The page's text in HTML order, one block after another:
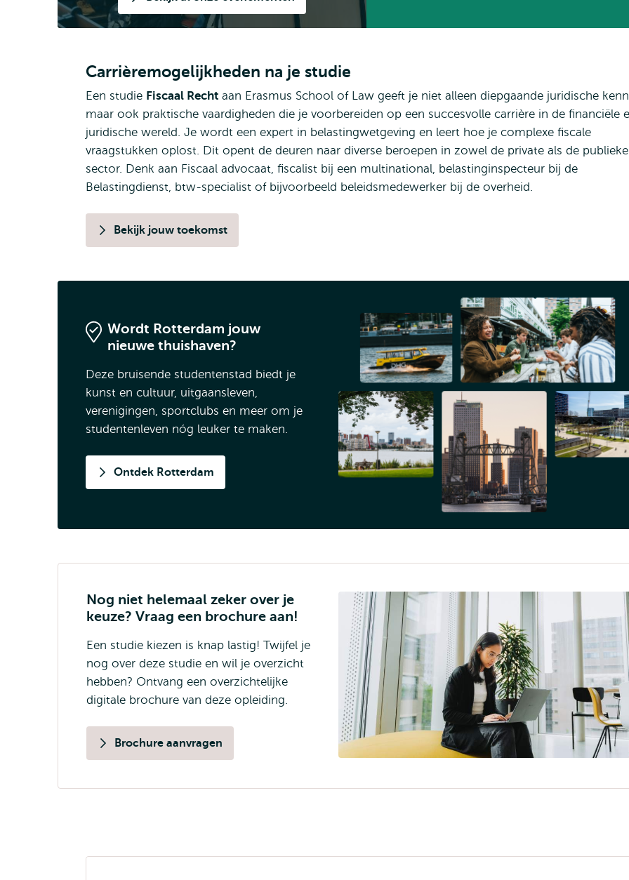
Carrièremogelijkheden na je studie
Een studie Fiscaal Recht aan Erasmus School of Law geeft je niet alleen diepgaande juridische
maar ook praktische vaardigheden die je voorbereiden op een succesvolle carrière in de financiële
juridische wereld. Je wordt een expert in belastingwetgeving en leert hoe je complexe fiscale
vraagstukken oplost. Dit opent de deuren naar diverse beroepen in zowel de private als de publieke
sector. Denk aan Fiscaal advocaat, fiscalist bij een multinational, belastinginspecteur bij de
Belastingdienst, btw-specialist of bijvoorbeeld beleidsmedewerker bij de overheid.
Bekijk jouw toekomst
Wordt Rotterdam jouw
nieuwe thuishaven?
Deze bruisende studentenstad biedt je
kunst en cultuur, uitgaansleven,
verenigingen, sportclubs en meer om je
studentenleven nóg leuker te maken.
Ontdek Rotterdam
Nog niet helemaal zeker over je
keuze? Vraag een brochure aan!
Een studie kiezen is knap lastig! Twijfel je
nog over deze studie en wil je overzicht
hebben? Ontvang een overzichtelijke
digitale brochure van deze opleiding.
Brochure aanvragen